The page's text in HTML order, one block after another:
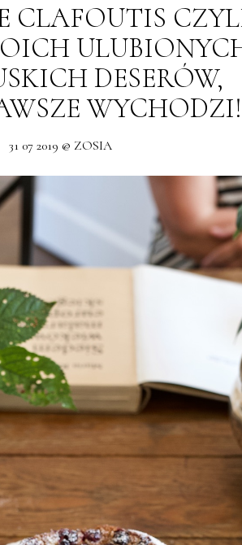
CLAFOUTIS
DESERÓW,
WYCHODZI!
31 07 2019 @ ZOSIA